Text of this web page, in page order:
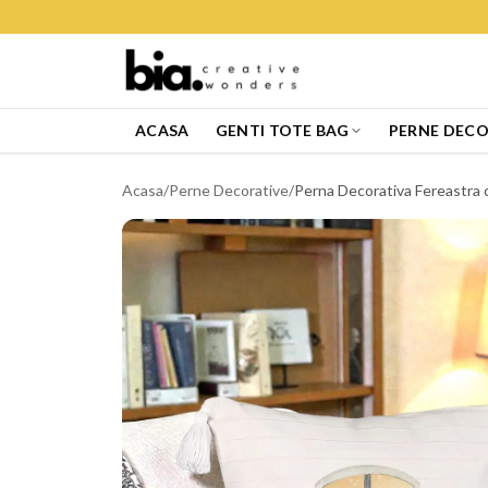
ACASA GENTI TOTE BAG PERNE
Acasa/Perne Decorative/Perna Decorativa Fereastra